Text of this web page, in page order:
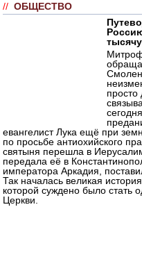
// ОБЩЕСТВО
просто
евангелист Лука ещё при
по просьбе антиохийского
святыня перешла в
передала её в
императора Аркадия,
Так началась великая
которой суждено было стать
Церкви.